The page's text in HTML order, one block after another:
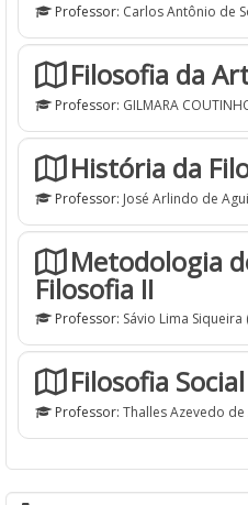
Professor: Carlos Antônio de
Filosofia da
Professor: GILMARA
História da
Professor: José Arlindo de
Metodologia
Filosofia II
Professor: Sávio Lima Siqueira
Filosofia
Professor: Thalles Azevedo de